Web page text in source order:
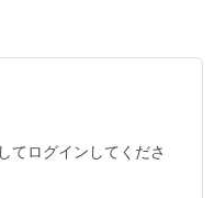
てログインしてくださ